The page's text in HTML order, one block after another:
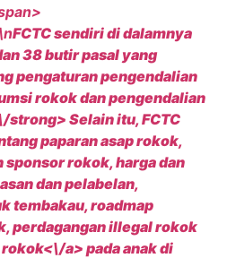
FCTC sendiri di dalamnya
38 butir pasal yang
pengaturan pengendalian
rokok dan pengendalian
Selain itu, FCTC
paparan asap rokok,
sponsor rokok, harga dan
dan pelabelan,
tembakau, roadmap
perdagangan illegal rokok
rokok<\/a> pada anak di